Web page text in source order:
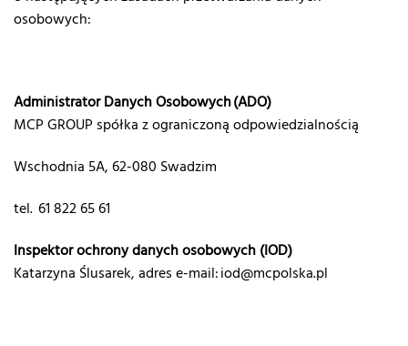
osobowych:
Administrator Danych Osobowych (ADO)
MCP GROUP spółka z ograniczoną odpowiedzialnością
Wschodnia 5A, 62-080 Swadzim
tel. 61 822 65 61
Inspektor ochrony danych osobowych (IOD)
Katarzyna Ślusarek, adres e-mail:iod@mcpolska.pl